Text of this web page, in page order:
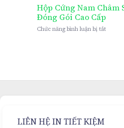
Hộp
Cứng
Châm
Nám
Hộp Cứng Nam Châm
Đóng Gói Cao Cấp
Chức năng bình luận bị tắtở
Trọng
LIÊN HỆ IN TIẾT KIỆM